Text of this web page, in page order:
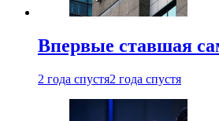
Впервые ставшая
2 года спустя2 года спустя